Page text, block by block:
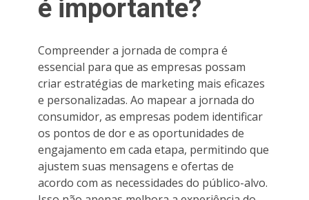
é importante?
Compreender a jornada de compra é
essencial para que as empresas possam
criar estratégias de marketing mais eficazes
e personalizadas. Ao mapear a jornada do
consumidor, as empresas podem identificar
os pontos de dor e as oportunidades de
engajamento em cada etapa, permitindo que
ajustem suas mensagens e ofertas de
acordo com as necessidades do público-alvo.